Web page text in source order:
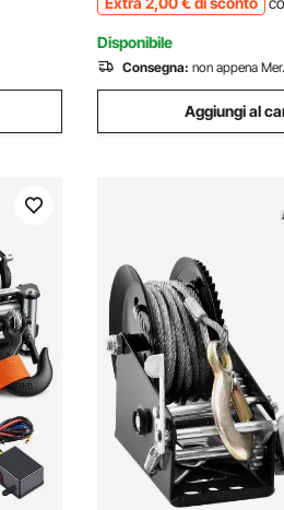
Disponibile
Consegna: non appena
Aggiungi al